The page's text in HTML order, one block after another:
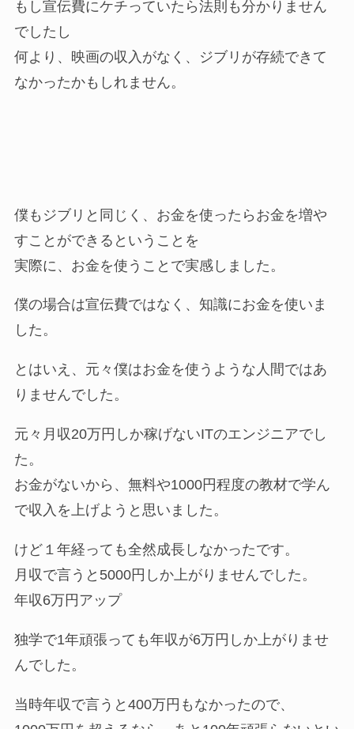
もし宣伝費にケチっていたら法則も分かりません
でしたし
何より、映画の収入がなく、ジブリが存続できて
なかったかもしれません。
僕もジブリと同じく、お金を使ったらお金を増や
すことができるということを
実際に、お金を使うことで実感しました。
僕の場合は宣伝費ではなく、知識にお金を使いま
した。
とはいえ、元々僕はお金を使うような人間ではあ
りませんでした。
元々月収20万円しか稼げないITのエンジニアでし
た。
お金がないから、無料や1000円程度の教材で学ん
で収入を上げようと思いました。
けど１年経っても全然成長しなかったです。
月収で言うと5000円しか上がりませんでした。
年収6万円アップ
独学で1年頑張っても年収が6万円しか上がりませ
んでした。
当時年収で言うと400万円もなかったので、